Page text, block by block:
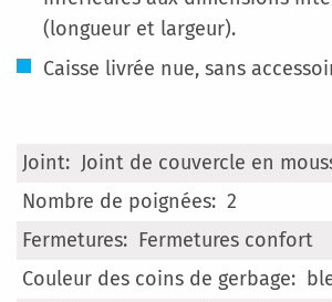
(longueur et largeur).
Caisse livrée nue, sans
Plus
d’information
Joint de couvercle en
2
Fermetures confort